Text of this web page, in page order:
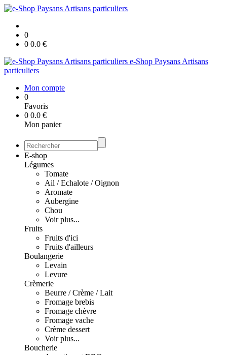
0
0 0.0 €
e-Shop Paysans Artisans
particuliers
Mon compte
0
Favoris
0 0.0 €
Mon panier
E-shop
Légumes
Tomate
Ail / Echalote / Oignon
Aromate
Aubergine
Chou
Voir plus...
Fruits
Fruits d'ici
Fruits d'ailleurs
Boulangerie
Levain
Levure
Crèmerie
Beurre / Crème / Lait
Fromage brebis
Fromage chèvre
Fromage vache
Crème dessert
Voir plus...
Boucherie